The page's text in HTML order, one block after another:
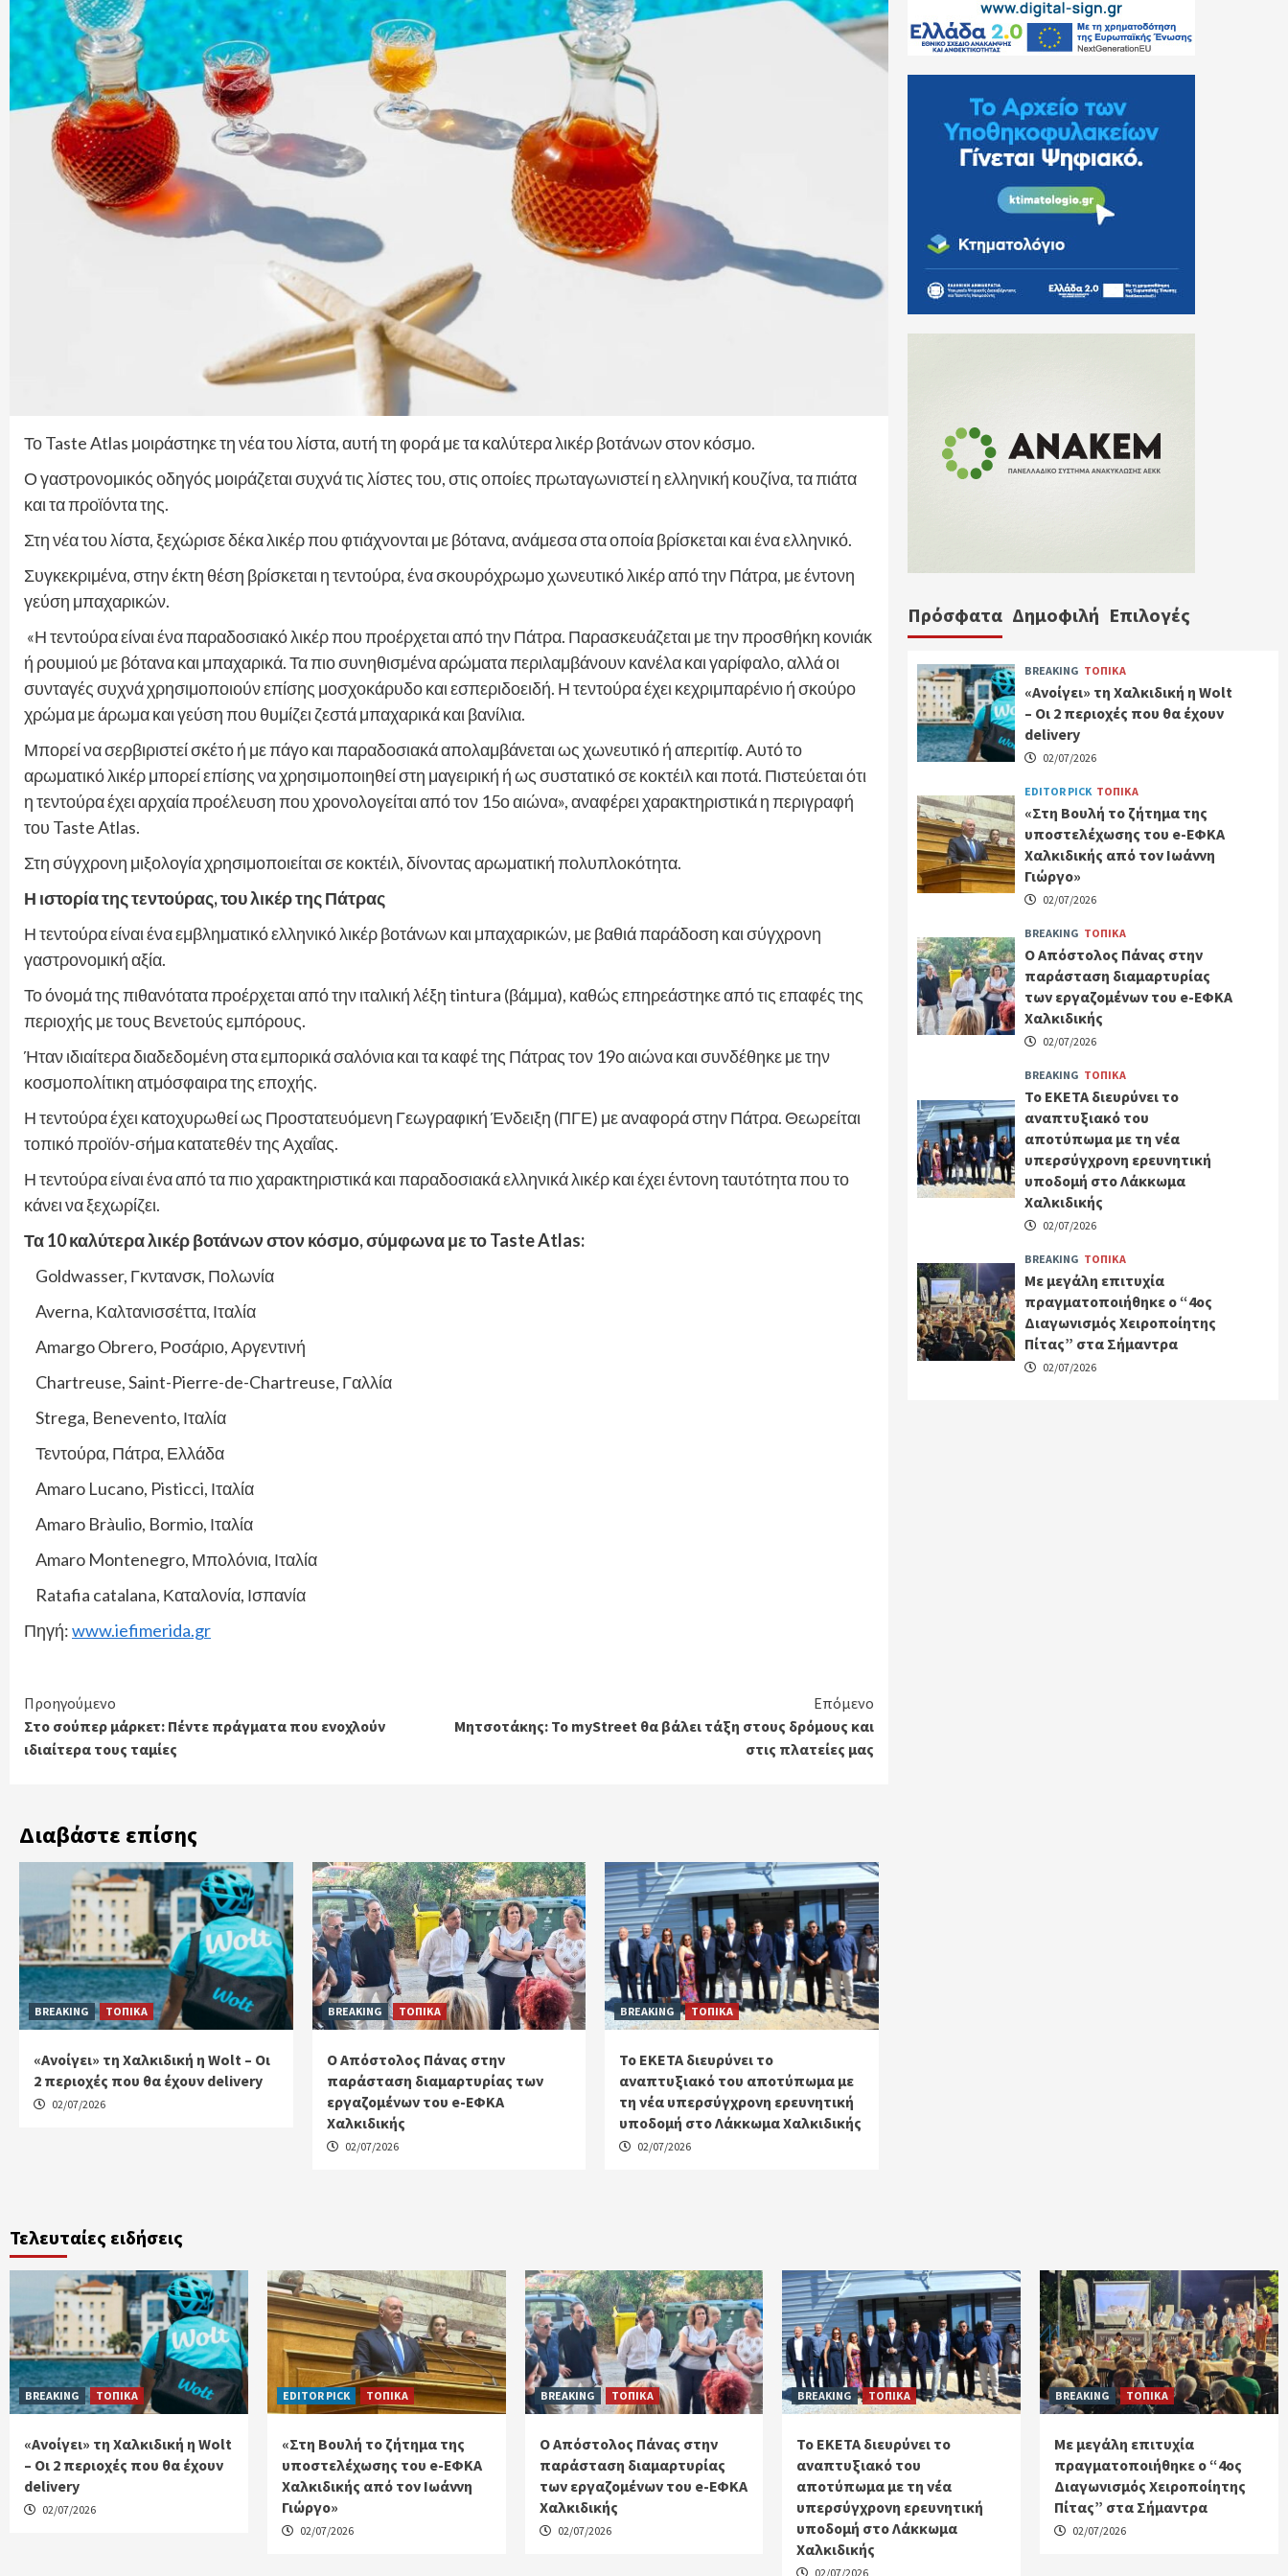
Το Taste Atlas μοιράστηκε τη νέα του λίστα, αυτή τη φορά με τα καλύτερα λικέρ βοτάνων στον κόσμο.
Ο γαστρονομικός οδηγός μοιράζεται συχνά τις λίστες του, στις οποίες πρωταγωνιστεί η ελληνική κουζίνα, τα πιάτα
και τα προϊόντα της.
Στη νέα του λίστα, ξεχώρισε δέκα λικέρ που φτιάχνονται με βότανα, ανάμεσα στα οποία βρίσκεται και ένα ελληνικό.
Συγκεκριμένα, στην έκτη θέση βρίσκεται η τεντούρα, ένα σκουρόχρωμο χωνευτικό λικέρ από την Πάτρα, με έντονη
γεύση μπαχαρικών.
«Η τεντούρα είναι ένα παραδοσιακό λικέρ που προέρχεται από την Πάτρα. Παρασκευάζεται με την προσθήκη κονιάκ
ή ρουμιού με βότανα και μπαχαρικά. Τα πιο συνηθισμένα αρώματα περιλαμβάνουν κανέλα και γαρίφαλο, αλλά οι
συνταγές συχνά χρησιμοποιούν επίσης μοσχοκάρυδο και εσπεριδοειδή. Η τεντούρα έχει κεχριμπαρένιο ή σκούρο
χρώμα με άρωμα και γεύση που θυμίζει ζεστά μπαχαρικά και βανίλια.
Μπορεί να σερβιριστεί σκέτο ή με πάγο και παραδοσιακά απολαμβάνεται ως χωνευτικό ή απεριτίφ. Αυτό το
αρωματικό λικέρ μπορεί επίσης να χρησιμοποιηθεί στη μαγειρική ή ως συστατικό σε κοκτέιλ και ποτά. Πιστεύεται ότι
η τεντούρα έχει αρχαία προέλευση που χρονολογείται από τον 15ο αιώνα», αναφέρει χαρακτηριστικά η περιγραφή
του Taste Atlas.
Στη σύγχρονη μιξολογία χρησιμοποιείται σε κοκτέιλ, δίνοντας αρωματική πολυπλοκότητα.
Η ιστορία της τεντούρας, του λικέρ της Πάτρας
Η τεντούρα είναι ένα εμβληματικό ελληνικό λικέρ βοτάνων και μπαχαρικών, με βαθιά παράδοση και σύγχρονη
γαστρονομική αξία.
Το όνομά της πιθανότατα προέρχεται από την ιταλική λέξη tintura (βάμμα), καθώς επηρεάστηκε από τις επαφές της
περιοχής με τους Βενετούς εμπόρους.
Ήταν ιδιαίτερα διαδεδομένη στα εμπορικά σαλόνια και τα καφέ της Πάτρας τον 19ο αιώνα και συνδέθηκε με την
κοσμοπολίτικη ατμόσφαιρα της εποχής.
Η τεντούρα έχει κατοχυρωθεί ως Προστατευόμενη Γεωγραφική Ένδειξη (ΠΓΕ) με αναφορά στην Πάτρα. Θεωρείται
τοπικό προϊόν-σήμα κατατεθέν της Αχαΐας.
Η τεντούρα είναι ένα από τα πιο χαρακτηριστικά και παραδοσιακά ελληνικά λικέρ και έχει έντονη ταυτότητα που το
κάνει να ξεχωρίζει.
Τα 10 καλύτερα λικέρ βοτάνων στον κόσμο, σύμφωνα με το Taste Atlas:
Goldwasser, Γκντανσκ, Πολωνία
Averna, Καλτανισσέττα, Ιταλία
Amargo Obrero, Ροσάριο, Αργεντινή
Chartreuse, Saint-Pierre-de-Chartreuse, Γαλλία
Strega, Benevento, Ιταλία
Τεντούρα, Πάτρα, Ελλάδα
Amaro Lucano, Pisticci, Ιταλία
Amaro Bràulio, Bormio, Ιταλία
Amaro Montenegro, Μπολόνια, Ιταλία
Ratafia catalana, Καταλονία, Ισπανία
Πηγή:www.iefimerida.gr
Continue
Reading
Προηγούμενο
Στο σούπερ μάρκετ: Πέντε πράγματα που ενοχλούν
ιδιαίτερα τους ταμίες
Επόμενο
Μητσοτάκης: Το myStreet θα βάλει τάξη στους δρόμους και
στις πλατείες μας
Διαβάστε επίσης
BREAKING ΤΟΠΙΚΑ
«Ανοίγει» τη Χαλκιδική η Wolt – Οι
2 περιοχές που θα έχουν delivery
02/07/2026
BREAKING ΤΟΠΙΚΑ
Ο Απόστολος Πάνας στην
παράσταση διαμαρτυρίας των
εργαζομένων του e-ΕΦΚΑ
Χαλκιδικής
02/07/2026
BREAKING ΤΟΠΙΚΑ
Το ΕΚΕΤΑ διευρύνει το
αναπτυξιακό του αποτύπωμα με
τη νέα υπερσύγχρονη ερευνητική
υποδομή στο Λάκκωμα Χαλκιδικής
02/07/2026
Πρόσφατα Δημοφιλή Επιλογές
BREAKING ΤΟΠΙΚΑ
«Ανοίγει» τη Χαλκιδική η Wolt
– Οι 2 περιοχές που θα έχουν
delivery
02/07/2026
EDITOR PICK ΤΟΠΙΚΑ
«Στη Βουλή το ζήτημα της
υποστελέχωσης του e-ΕΦΚΑ
Χαλκιδικής από τον Ιωάννη
Γιώργο»
02/07/2026
BREAKING ΤΟΠΙΚΑ
Ο Απόστολος Πάνας στην
παράσταση διαμαρτυρίας
των εργαζομένων του e-ΕΦΚΑ
Χαλκιδικής
02/07/2026
BREAKING ΤΟΠΙΚΑ
Το ΕΚΕΤΑ διευρύνει το
αναπτυξιακό του
αποτύπωμα με τη νέα
υπερσύγχρονη ερευνητική
υποδομή στο Λάκκωμα
Χαλκιδικής
02/07/2026
BREAKING ΤΟΠΙΚΑ
Με μεγάλη επιτυχία
πραγματοποιήθηκε ο “4ος
Διαγωνισμός Χειροποίητης
Πίτας” στα Σήμαντρα
02/07/2026
Τελευταίες ειδήσεις
BREAKING ΤΟΠΙΚΑ
«Ανοίγει» τη Χαλκιδική η Wolt
– Οι 2 περιοχές που θα έχουν
delivery
02/07/2026
EDITOR PICK ΤΟΠΙΚΑ
«Στη Βουλή το ζήτημα της
υποστελέχωσης του e-ΕΦΚΑ
Χαλκιδικής από τον Ιωάννη
Γιώργο»
02/07/2026
BREAKING ΤΟΠΙΚΑ
Ο Απόστολος Πάνας στην
παράσταση διαμαρτυρίας
των εργαζομένων του e-ΕΦΚΑ
Χαλκιδικής
02/07/2026
BREAKING ΤΟΠΙΚΑ
Το ΕΚΕΤΑ διευρύνει το
αναπτυξιακό του
αποτύπωμα με τη νέα
υπερσύγχρονη ερευνητική
υποδομή στο Λάκκωμα
Χαλκιδικής
02/07/2026
BREAKING ΤΟΠΙΚΑ
Με μεγάλη επιτυχία
πραγματοποιήθηκε ο “4ος
Διαγωνισμός Χειροποίητης
Πίτας” στα Σήμαντρα
02/07/2026